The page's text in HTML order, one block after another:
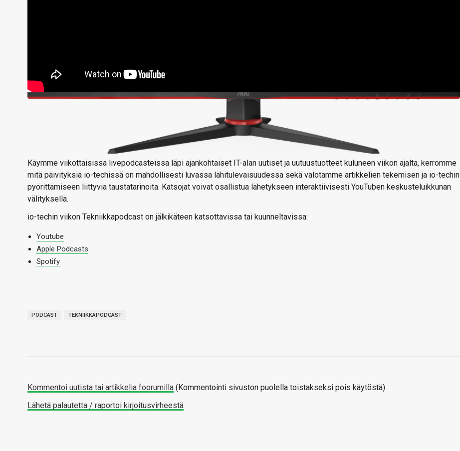
Käymme viikottaisissa livepodcasteissa läpi ajankohtaiset IT-alan uutiset ja uutuustuotteet kuluneen viikon ajalta, kerromme
mitä päivityksiä io-techissä on mahdollisesti luvassa lähitulevaisuudessa sekä valotamme artikkelien tekemisen ja io-techin
pyörittämiseen liittyviä taustatarinoita. Katsojat voivat osallistua lähetykseen interaktiivisesti YouTuben keskusteluikkunan
välityksellä.
io-techin viikon Tekniikkapodcast on jälkikäteen katsottavissa tai kuunneltavissa:
Youtube
Apple Podcasts
Spotify
PODCAST TEKNIIKKAPODCAST
Kommentoi uutista tai artikkelia foorumilla (Kommentointi sivuston puolella toistakseksi pois käytöstä)
Lähetä palautetta / raportoi kirjoitusvirheestä